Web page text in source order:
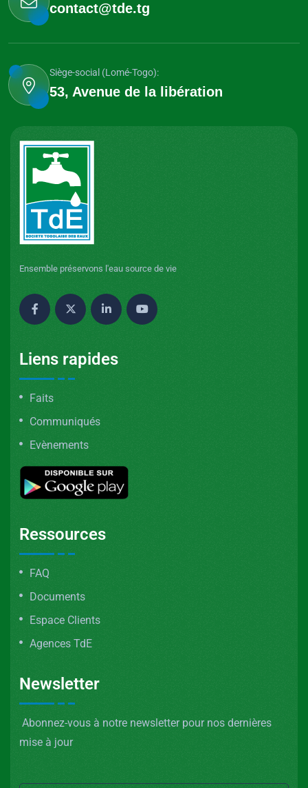
contact@tde.tg
Siège-social (Lomé-Togo):
53, Avenue de la libération
Ensemble préservons l'eau source de vie
Liens rapides
Faits
Communiqués
Evènements
Ressources
FAQ
Documents
Espace Clients
Agences TdE
Newsletter
Abonnez-vous à notre newsletter pour nos dernières
mise à jour